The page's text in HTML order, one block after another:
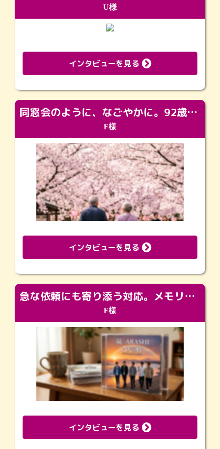
U様
インタビューを見る
同窓会のように、なごやかに。92歳の旅立ちを彩った、再会と感謝の場
F様
インタビューを見る
急な依頼にも寄り添う対応。メモリアルコーナーで振り返る大切な日々
F様
インタビューを見る